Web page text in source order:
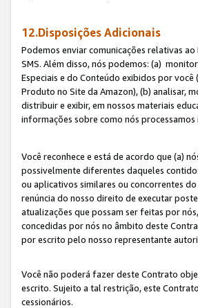
12.Disposições Adicionais
Podemos enviar comunicações relativas
SMS. Além disso, nós podemos: (a)
Especiais e do Conteúdo exibidos por
Produto no Site da Amazon), (b) analisar,
distribuir e exibir, em nossos materiais
informações sobre como nós
Você reconhece e está de acordo que (a)
possivelmente diferentes daqueles
ou aplicativos similares ou concorrentes
renúncia do nosso direito de executar
atualizações que possam ser feitas por
concedidas por nós no âmbito deste
por escrito pelo nosso representante
Você não poderá fazer deste Contrato
escrito. Sujeito a tal restrição, este
cessionários.